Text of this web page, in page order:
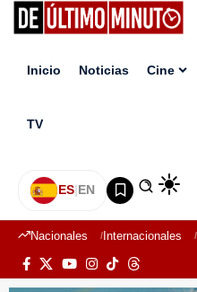
Inicio Noticias Cine
TV
ES|EN
Nacionales Internacionales